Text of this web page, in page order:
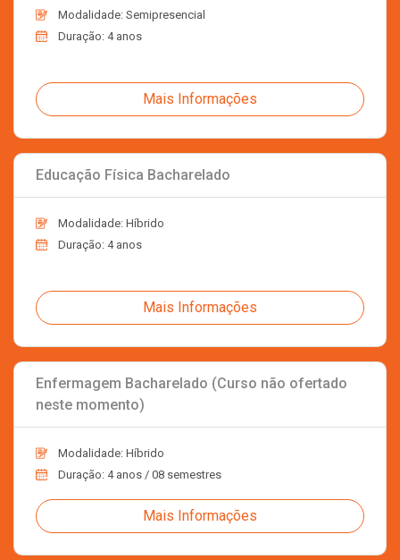
Modalidade: Semipresencial
Duração: 4 anos
Mais Informações
Educação Física Bacharelado
Modalidade: Híbrido
Duração: 4 anos
Mais Informações
Enfermagem Bacharelado (Curso não ofertado
neste momento)
Modalidade: Híbrido
Duração: 4 anos / 08 semestres
Mais Informações